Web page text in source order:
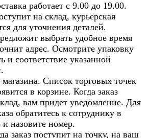
работает с 9.00 до 19.00.
на склад, курьерская
для уточнения деталей.
выбрать удобное время
адрес. Осмотрите упаковку
и соответствие указанной
Список торговых точек
в корзине. Когда заказ
вам придет уведомление. Для
обратитесь к сотруднику в
и назовите номер.
заказ поступит на точку, на ваш